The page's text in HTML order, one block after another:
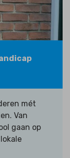
mét
Van
gaan op